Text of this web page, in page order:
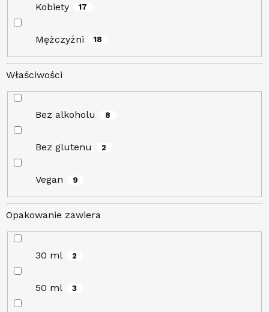
Kobiety 17
Mężczyźni 18
Właściwości
Bez alkoholu 8
Bez glutenu 2
Vegan 9
Opakowanie zawiera
30 ml 2
50 ml 3